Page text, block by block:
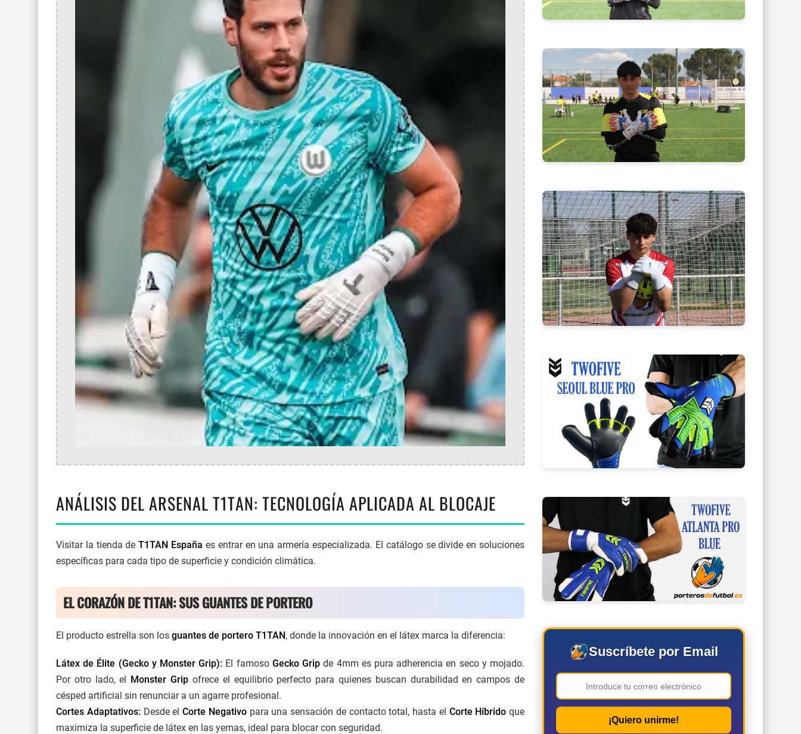
ANÁLISIS DEL ARSENAL T1TAN: TECNOLOGÍA APLICADA AL BLOCAJE
Visitar la tienda deT1TAN España es entrar en una armería especializada. El catálogo se divide en soluciones
específicas para cada tipo de superficie y condición climática.
EL CORAZÓN DE T1TAN: SUS GUANTES DE PORTERO
El producto estrella son los guantes de portero T1TAN, donde la innovación en el látex marca la diferencia:
Látex de Élite (Gecko y Monster Grip): El famoso Gecko Grip de 4mm es pura adherencia en seco y mojado.
Por otro lado, el Monster Grip ofrece el equilibrio perfecto para quienes buscan durabilidad en campos de
césped artificial sin renunciar a un agarre profesional.
Cortes Adaptativos:Desde el Corte Negativopara una sensación de contacto total, hasta el Corte Híbrido que
maximiza la superficie de látex en las yemas, ideal para blocar con seguridad.
Suscríbete por Email
¡Quiero unirme!